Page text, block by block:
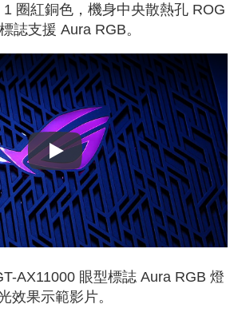
圈紅銅色，機身中央散熱孔 ROG
誌支援 Aura RGB。
Play
AX11000 眼型標誌 Aura RGB 燈
效果示範影片。